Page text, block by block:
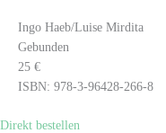
Ingo Haeb/Luise Mirdita
Gebunden
25 €
ISBN: 978-3-96428-266-8
Direkt bestellen